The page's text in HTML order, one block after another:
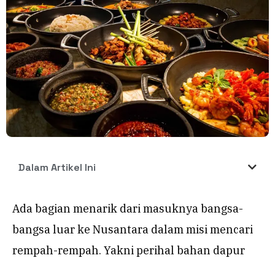
Dalam Artikel Ini
Ada bagian menarik dari masuknya bangsa-
bangsa luar ke Nusantara dalam misi mencari
rempah-rempah. Yakni perihal bahan dapur